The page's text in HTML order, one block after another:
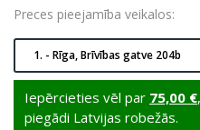
Preces pieejamība veikalos:
1. - Rīga, Brīvības gatve 204b
Iepērcieties vēl par 75,00 €
piegādi Latvijas robežās.